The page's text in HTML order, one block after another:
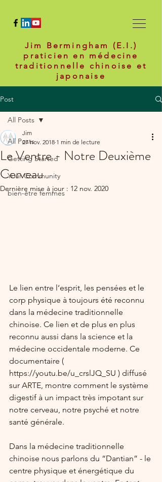
Jim Bermingham (E.I.)
praticien en médecine
traditionnelle chinoise et
japonaise
Post
All Posts
Getting Started
Your Community
bien-être femmes
All Posts
Le Ventre - Notre Deuxième
Cerveau
Jim
27 nov. 2018 1 min de lecture
Dernière mise à jour : 12 nov. 2020
Le lien entre l‘esprit, les pensées et le
corp physique à toujours été reconnu
dans la médecine traditionnelle
chinoise. Ce lien et de plus en plus
reconnu aussi dans la science et la
médecine occidentale moderne. Ce
documentaire (
https://youtu.be/u_crslJQ_SU ) diffusé
sur ARTE, montre comment le système
digestif à un impact très impotant sur
notre cerveau, notre psyché et notre
santé générale.
Dans la médecine traditionnelle
chinoise nous parlons du “Dantian” - le
centre physique et énergétique du